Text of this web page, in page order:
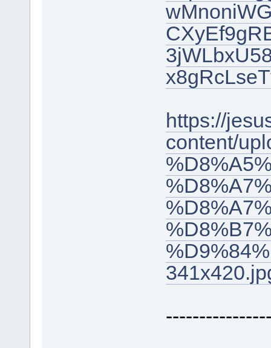
https://
content/